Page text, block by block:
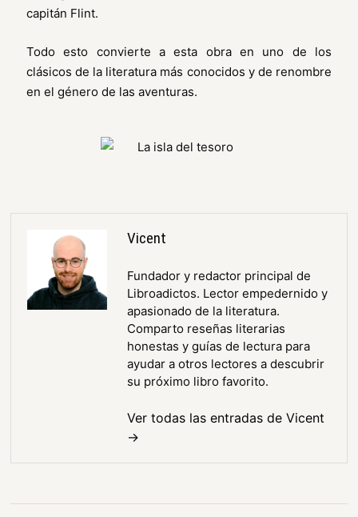
capitán Flint.
Todo esto convierte a esta obra en uno de los
clásicos de la literatura más conocidos y de renombre
en el género de las aventuras.
Vicent
Fundador y redactor principal de
Libroadictos. Lector empedernido y
apasionado de la literatura.
Comparto reseñas literarias
honestas y guías de lectura para
ayudar a otros lectores a descubrir
su próximo libro favorito.
Ver todas las entradas de Vicent
→